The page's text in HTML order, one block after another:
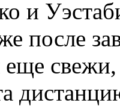
и
после